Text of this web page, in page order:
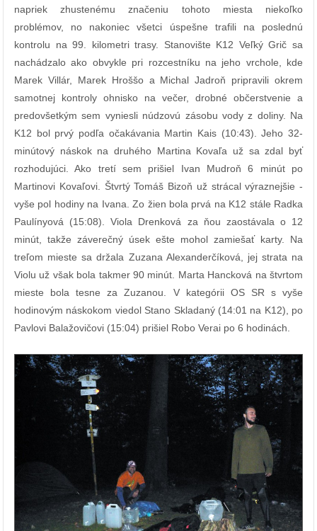
napriek zhustenému značeniu tohoto miesta niekoľko
problémov, no nakoniec všetci úspešne trafili na poslednú
kontrolu na 99. kilometri trasy. Stanovište K12 Veľký Grič sa
nachádzalo ako obvykle pri rozcestníku na jeho vrchole, kde
Marek Villár, Marek Hroššo a Michal Jadroň pripravili okrem
samotnej kontroly ohnisko na večer, drobné občerstvenie a
predovšetkým sem vyniesli núdzovú zásobu vody z doliny. Na
K12 bol prvý podľa očakávania Martin Kais (10:43). Jeho 32-
minútový náskok na druhého Martina Kovaľa už sa zdal byť
rozhodujúci. Ako tretí sem prišiel Ivan Mudroň 6 minút po
Martinovi Kovaľovi. Štvrtý Tomáš Bizoň už strácal výraznejšie -
vyše pol hodiny na Ivana. Zo žien bola prvá na K12 stále Radka
Paulínyová (15:08). Viola Drenková za ňou zaostávala o 12
minút, takže záverečný úsek ešte mohol zamiešať karty. Na
treľom mieste sa držala Zuzana Alexanderčíková, jej strata na
Violu už však bola takmer 90 minút. Marta Hancková na štvrtom
mieste bola tesne za Zuzanou. V kategórii OS SR s vyše
hodinovým náskokom viedol Stano Skladaný (14:01 na K12), po
Pavlovi Balažovičovi (15:04) prišiel Robo Verai po 6 hodinách.